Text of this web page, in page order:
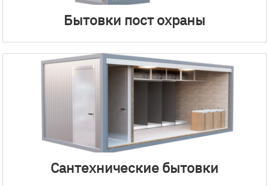
Бытовки пост охраны
Сантехнические бытовки